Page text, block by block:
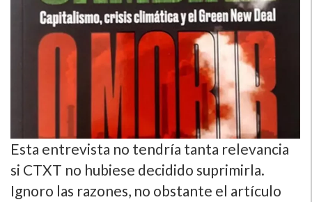
Esta entrevista no tendría tanta relevancia
si CTXT no hubiese decidido suprimirla.
Ignoro las razones, no obstante el artículo